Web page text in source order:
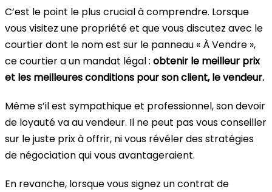
C’est le point le plus crucial à comprendre. Lorsque
vous visitez une propriété et que vous discutez avec le
courtier dont le nom est sur le panneau « À Vendre »,
ce courtier a un mandat légal : obtenir le meilleur prix
et les meilleures conditions pour son client, le vendeur.
Même s’il est sympathique et professionnel, son devoir
de loyauté va au vendeur. Il ne peut pas vous conseiller
sur le juste prix à offrir, ni vous révéler des stratégies
de négociation qui vous avantageraient.
En revanche, lorsque vous signez un contrat de